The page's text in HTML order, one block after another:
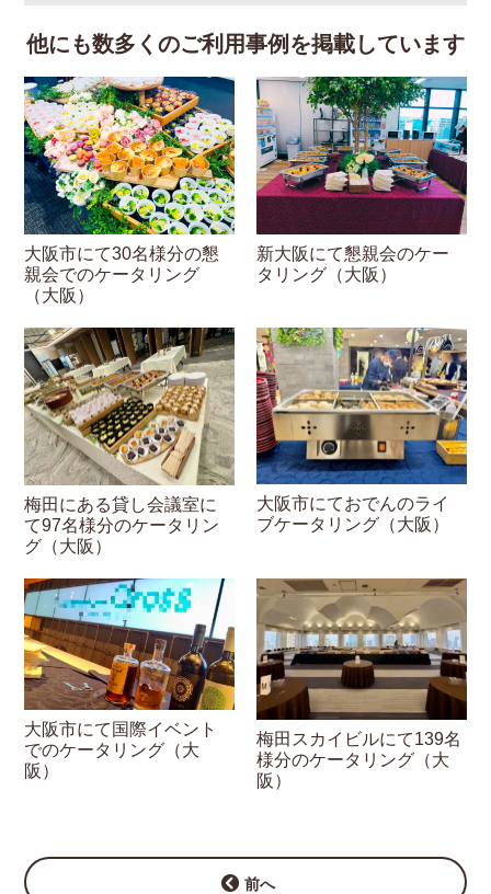
他にも数多くのご利用事例を掲載しています
大阪市にて30名様分の懇
親会でのケータリング
（大阪）
新大阪にて懇親会のケー
タリング（大阪）
梅田にある貸し会議室に
て97名様分のケータリン
グ（大阪）
大阪市にておでんのライ
ブケータリング（大阪）
大阪市にて国際イベント
でのケータリング（大
阪）
梅田スカイビルにて139名
様分のケータリング（大
阪）
前へ